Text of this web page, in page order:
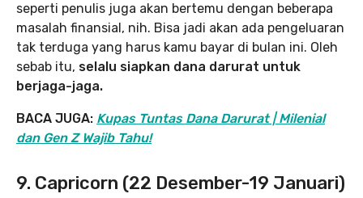
seperti penulis juga akan bertemu dengan beberapa
masalah finansial, nih. Bisa jadi akan ada pengeluaran
tak terduga yang harus kamu bayar di bulan ini. Oleh
sebab itu, selalu siapkan dana darurat untuk
berjaga-jaga.
BACA JUGA: Kupas Tuntas Dana Darurat | Milenial
dan Gen Z Wajib Tahu!
9. Capricorn (22 Desember-19 Januari)